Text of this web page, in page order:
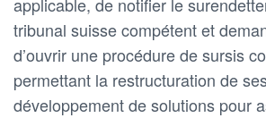
tribunal suisse compétent et
d’ouvrir une procédure de sursis
permettant la restructuration de
développement de solutions pour